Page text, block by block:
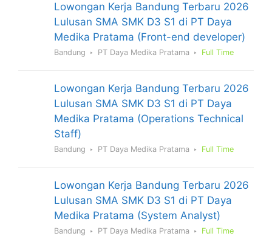
Lowongan Kerja Bandung Terbaru 2026
Lulusan SMA SMK D3 S1 di PT Daya
Medika Pratama (Front-end developer)
Bandung PT Daya Medika Pratama Full Time
Lowongan Kerja Bandung Terbaru 2026
Lulusan SMA SMK D3 S1 di PT Daya
Medika Pratama (Operations Technical
Staff)
Bandung PT Daya Medika Pratama Full Time
Lowongan Kerja Bandung Terbaru 2026
Lulusan SMA SMK D3 S1 di PT Daya
Medika Pratama (System Analyst)
Bandung PT Daya Medika Pratama Full Time